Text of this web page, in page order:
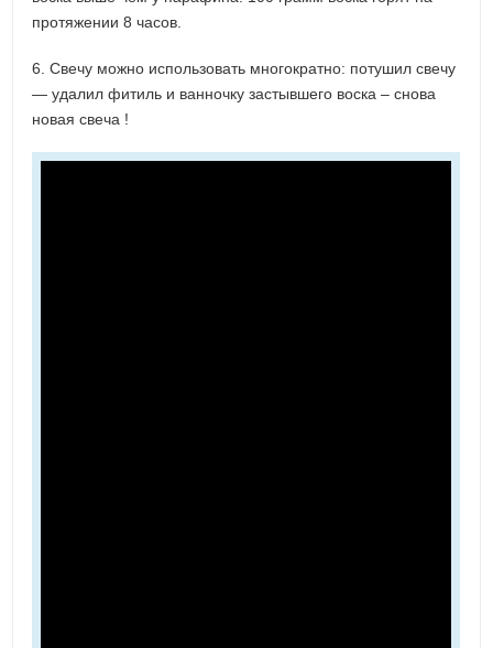
протяжении 8 часов.
6. Свечу можно использовать многократно: потушил свечу
— удалил фитиль и ванночку застывшего воска – снова
новая свеча !